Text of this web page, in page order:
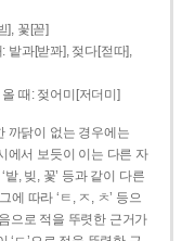
], 꽃[꼳]
밭과[받꽈], 젖다[젇따],
때: 젖어미[저더미]
까닭이 없는 경우에는
에서 보듯이 이는 다른 자
, 빚, 꽃’ 등과 같이 다른
따라 ‘ㅌ, ㅈ, ㅊ’ 등으
으로 적을 뚜렷한 근거가